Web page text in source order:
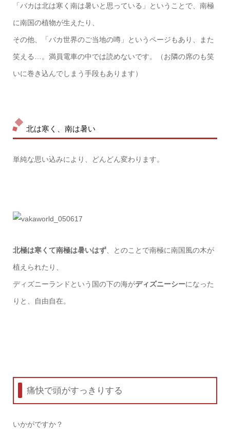
「バカは北は寒く南は暑いと思っている」ということで、南極
に南国の植物が生えたり、
その他、「バカ世界のご当地の噂」というページもあり、また
笑える…。満員電車の中では読めないです。（お隣の席のも笑
いに巻き込んでしまう手段もあります）
北は寒く、南は暑い
単純な思い込みにより、どんどん変わります。
北極は寒くて南極は暑いはず、とのことで南極に南国風の木が
植えられたり、
ディズニーランドという国の下の海がディズニーシーになった
りと、自由自在。
痛快で頭がすっきりする
いかがですか？